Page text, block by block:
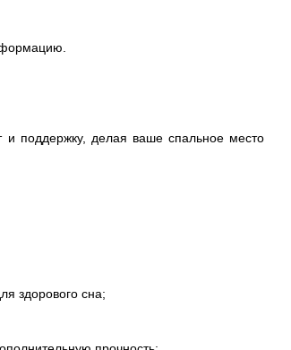
и поддержку, делая ваше спальное место
здорового сна;